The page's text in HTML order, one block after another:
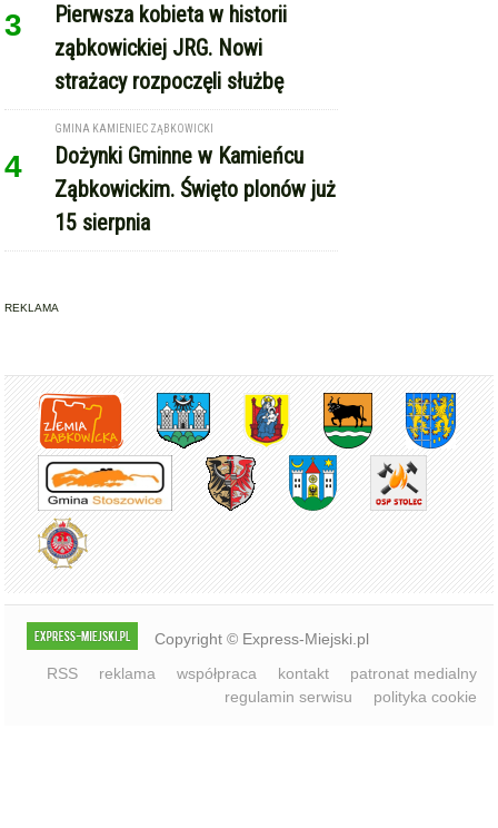
3
Pierwsza kobieta w historii
ząbkowickiej JRG. Nowi
strażacy rozpoczęli służbę
4
GMINA KAMIENIEC ZĄBKOWICKI
Dożynki Gminne w Kamieńcu
Ząbkowickim. Święto plonów już
15 sierpnia
REKLAMA
Copyright © Express-Miejski.pl
RSS
reklama współpraca kontakt
patronat medialny
regulamin serwisu
polityka cookie